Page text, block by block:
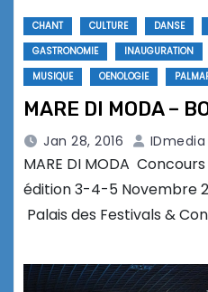
CHANT CULTURE DANSE
GASTRONOMIE
INAUGURATION
MUSIQUE
OENOLOGIE
MARE DI MODA –
Jan 28, 2016
MARE DI MODA
édition 3-4-5 Novembre
Palais des Festivals &